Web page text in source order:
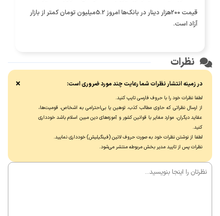
قیمت 200هزار دینار در بانک‌ها امروز 5.2میلیون تومان کمتر از بازار
آزاد است.
نظرات
در زمینه انتشار نظرات شما رعایت چند مورد ضروری است:
لطفا نظرات خود را با حروف فارسی تایپ کنید.
از ارسال نظراتی که حاوی مطالب کذب، توهین یا بی‌احترامی به اشخاص، قومیت‌ها،
عقاید دیگران، موارد مغایر با قوانین کشور و آموزه‌های دین مبین اسلام باشد خودداری
کنید.
لطفا از نوشتن نظرات خود به صورت حروف لاتین (فینگیلیش) خودداری نماييد.
نظرات پس از تایید مدیر بخش مربوطه منتشر می‌شود.
×